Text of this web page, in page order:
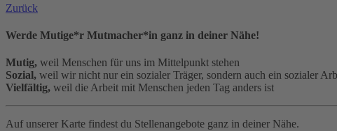
Zurück
Werde Mutige*r Mutmacher*in ganz in deiner Nähe!
Mutig, weil Menschen für uns im Mittelpunkt stehen
Sozial, weil wir nicht nur ein sozialer Träger, sondern auch ein sozialer
Vielfältig, weil die Arbeit mit Menschen jeden Tag anders ist
Auf unserer Karte findest du Stellenangebote ganz in deiner Nähe.